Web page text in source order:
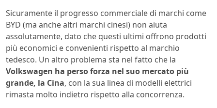
Sicuramente il progresso commerciale di marchi come
BYD (ma anche altri marchi cinesi) non aiuta
assolutamente, dato che questi ultimi offrono prodotti
più economici e convenienti rispetto al marchio
tedesco. Un altro problema sta nel fatto che la
Volkswagen ha perso forza nel suo mercato più
grande, la Cina, con la sua linea di modelli elettrici
rimasta molto indietro rispetto alla concorrenza.